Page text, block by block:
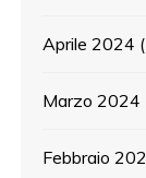
Aprile 2024
Marzo 2024
Febbraio